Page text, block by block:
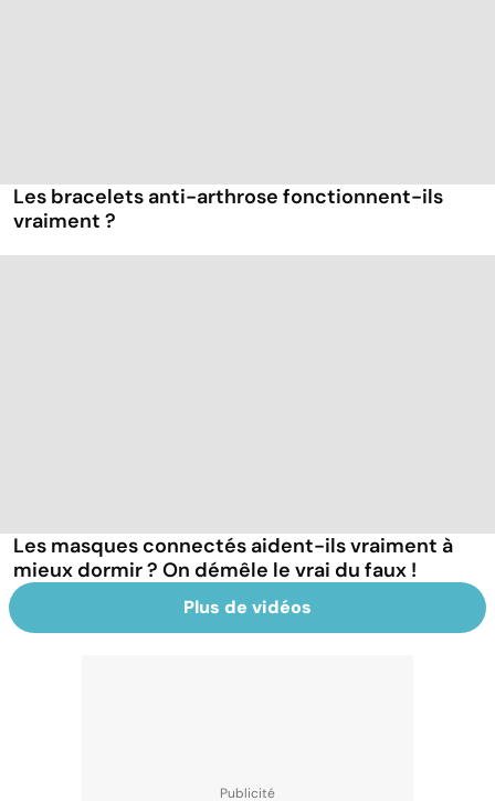
Les bracelets anti-arthrose fonctionnent-ils
vraiment ?
Les masques connectés aident-ils vraiment à
mieux dormir ? On démêle le vrai du faux !
Plus de vidéos